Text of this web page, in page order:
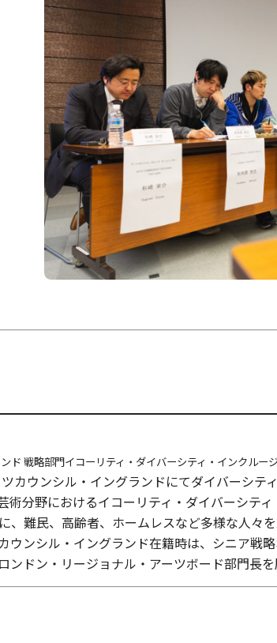
ド 戦略部門イコーリティ・ダイバーシティ・インクルージ
カウンシル・イングランドにてダイバーシテ
術分野におけるイコーリティ・ダイバーシテ
、難民、高齢者、ホームレスなど多様な人々
ウンシル・イングランド在籍時は、シニア戦
ドン・リージョナル・アーツボード部門長を